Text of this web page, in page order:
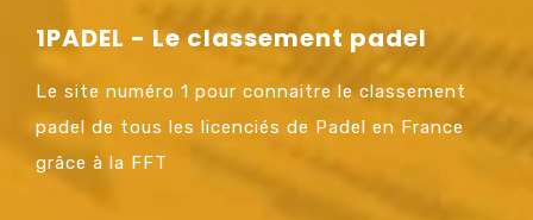
1PADEL - Le classement padel
Le site numéro 1 pour connaitre le classement
padel de tous les licenciés de Padel en France
grâce à la FFT